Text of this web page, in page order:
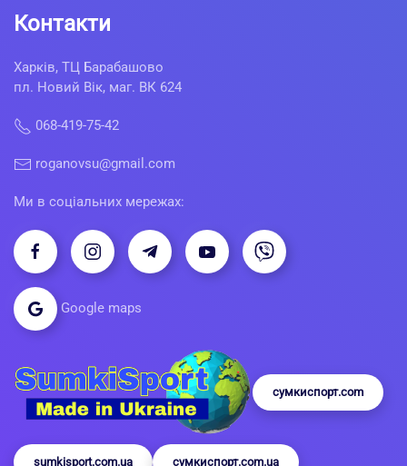
Контакти
Харків, ТЦ Барабашово
пл. Новий Вік, маг. ВК 624
068-419-75-42
roganovsu@gmail.com
Ми в соціальних мережах:
Google maps
сумкиспорт.com
sumkisport.com.ua сумкиспорт.com.ua